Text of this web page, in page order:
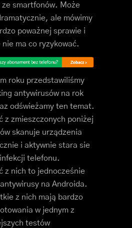
ze smartfonów. Może
ale mówimy
poważnej sprawie i
nie ma co ryzykować.
roku przedstawiliśmy
antywirusów na rok
odświeżamy ten temat.
z zmieszczonych poniżej
skanuje urządzenia
i aktywnie stara sie
telefonu.
z nich to jednocześnie
na Androida.
z nich mają bardzo
w jednym z
testów